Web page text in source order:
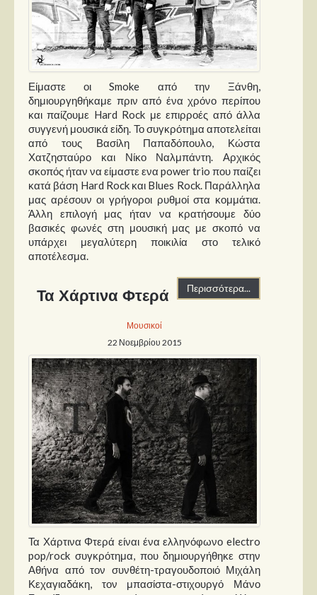
Είμαστε οι Smoke από την Ξάνθη,
δημιουργηθήκαμε πριν από ένα χρόνο περίπου
και παίζουμε Hard Rock με επιρροές από άλλα
συγγενή μουσικά είδη. Το συγκρότημα αποτελείται
από τους Βασίλη Παπαδόπουλο, Κώστα
Χατζησταύρο και Νίκο Ναλμπάντη. Αρχικός
σκοπός ήταν να είμαστε ενα power trio που παίζει
κατά βάση Hard Rock και Blues Rock. Παράλληλα
μας αρέσουν οι γρήγοροι ρυθμοί στα κομμάτια.
Άλλη επιλογή μας ήταν να κρατήσουμε δύο
βασικές φωνές στη μουσική μας με σκοπό να
υπάρχει μεγαλύτερη ποικιλία στο τελικό
αποτέλεσμα.
Περισσότερα...
Τα Χάρτινα Φτερά
Μουσικοί
22 Νοεμβρίου 2015
Τα Χάρτινα Φτερά είναι ένα ελληνόφωνο electro
pop/rock συγκρότημα, που δημιουργήθηκε στην
Αθήνα από τον συνθέτη-τραγουδοποιό Μιχάλη
Κεχαγιαδάκη, τον μπασίστα-στιχουργό Μάνο